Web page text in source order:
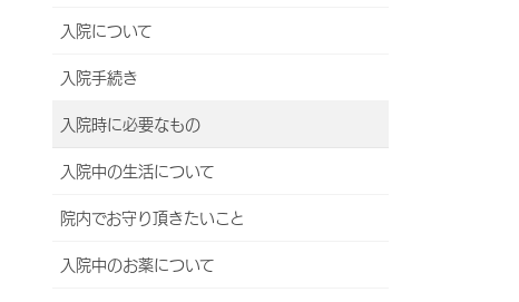
入院について
入院手続き
入院時に必要なもの
入院中の生活について
院内でお守り頂きたいこと
入院中のお薬について